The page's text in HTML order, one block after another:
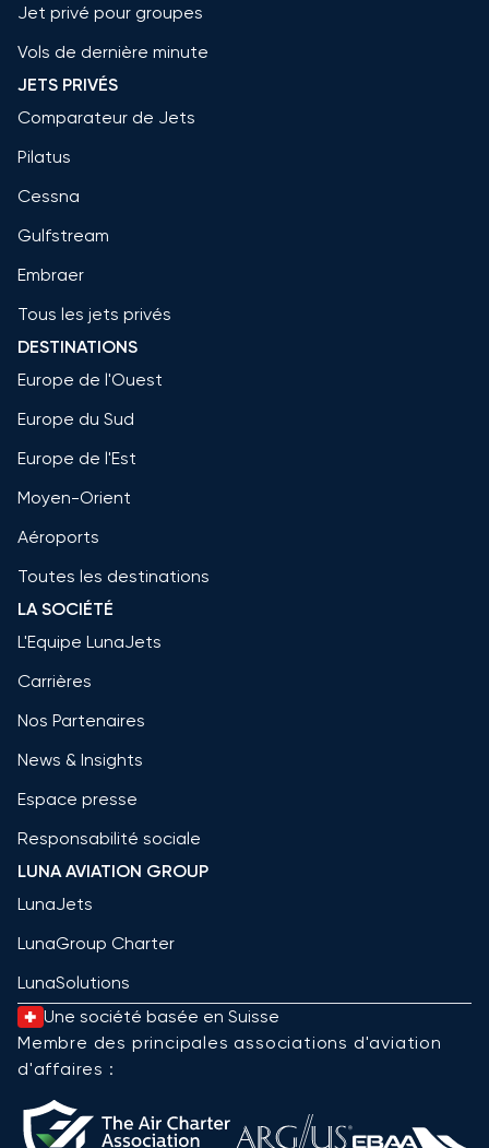
Jet privé pour groupes
Vols de dernière minute
JETS PRIVÉS
Comparateur de Jets
Pilatus
Cessna
Gulfstream
Embraer
Tous les jets privés
DESTINATIONS
Europe de l'Ouest
Europe du Sud
Europe de l'Est
Moyen-Orient
Aéroports
Toutes les destinations
LA SOCIÉTÉ
L'Equipe LunaJets
Carrières
Nos Partenaires
News & Insights
Espace presse
Responsabilité sociale
LUNA AVIATION GROUP
LunaJets
LunaGroup Charter
LunaSolutions
Une société basée en Suisse
Membre des principales associations d'aviation
d'affaires :